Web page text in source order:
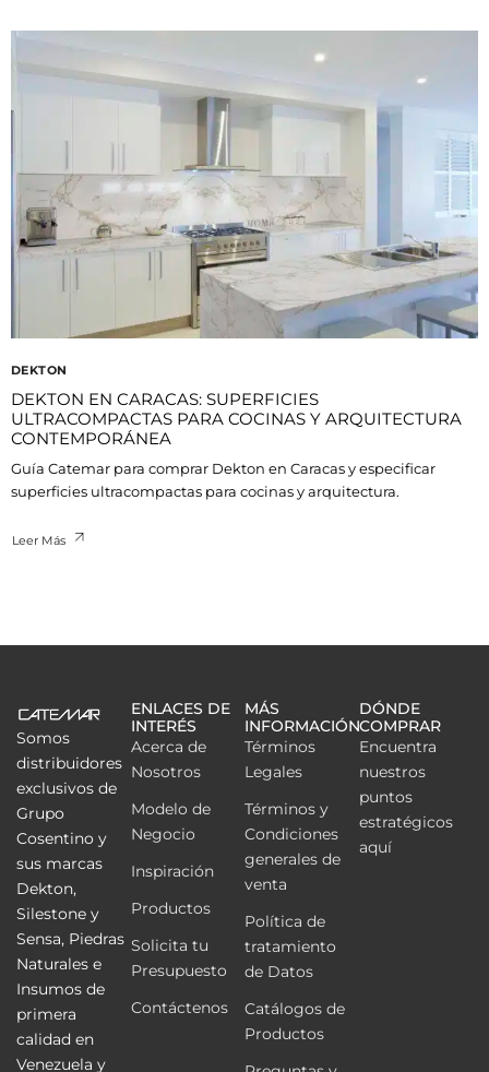
DEKTON
DEKTON EN CARACAS: SUPERFICIES
ULTRACOMPACTAS PARA COCINAS Y ARQUITECTURA
CONTEMPORÁNEA
Guía Catemar para comprar Dekton en Caracas y especificar
superficies ultracompactas para cocinas y arquitectura.
Leer Más
Somos
distribuidores
exclusivos de
Grupo
Cosentino y
sus marcas
Dekton,
Silestone y
Sensa, Piedras
Naturales e
Insumos de
primera
calidad en
Venezuela y
ENLACES DE
INTERÉS
Acerca de
Nosotros
Modelo de
Negocio
Inspiración
Productos
Solicita tu
Presupuesto
Contáctenos
MÁS
INFORMACIÓN
Términos
Legales
Términos y
Condiciones
generales de
venta
Política de
tratamiento
de Datos
Catálogos de
Productos
DÓNDE
COMPRAR
Encuentra
nuestros
puntos
estratégicos
aquí